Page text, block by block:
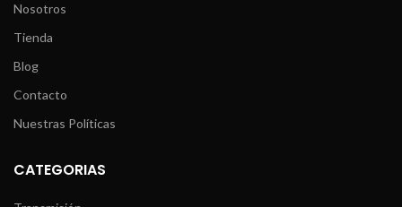
Nosotros
Tienda
Blog
Contacto
Nuestras Políticas
CATEGORIAS